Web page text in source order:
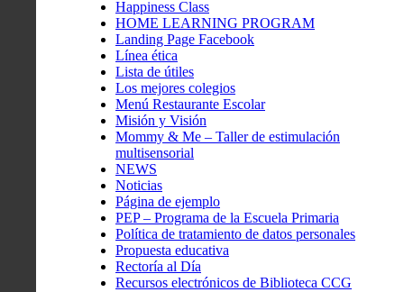
Happiness Class
HOME LEARNING PROGRAM
Landing Page Facebook
Línea ética
Lista de útiles
Los mejores colegios
Menú Restaurante Escolar
Misión y Visión
Mommy & Me – Taller de estimulación
multisensorial
NEWS
Noticias
Página de ejemplo
PEP – Programa de la Escuela Primaria
Política de tratamiento de datos personales
Propuesta educativa
Rectoría al Día
Recursos electrónicos de Biblioteca CCG